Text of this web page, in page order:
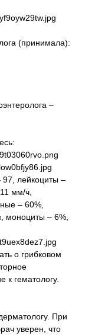
(принимала):
–
97, лейкоциты –
мм/ч,
– 60%,
моноциты – 6%,
о грибковом
гематологу.
При
уверен, что